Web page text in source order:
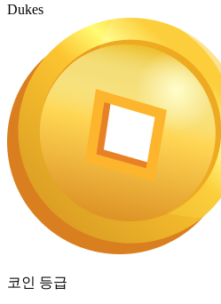
Dukes
코인 등급